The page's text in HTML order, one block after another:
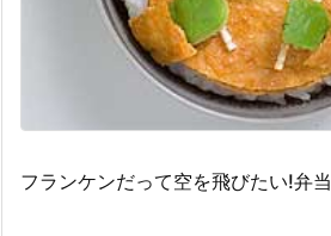
フランケンだって空を飛びたい!弁当